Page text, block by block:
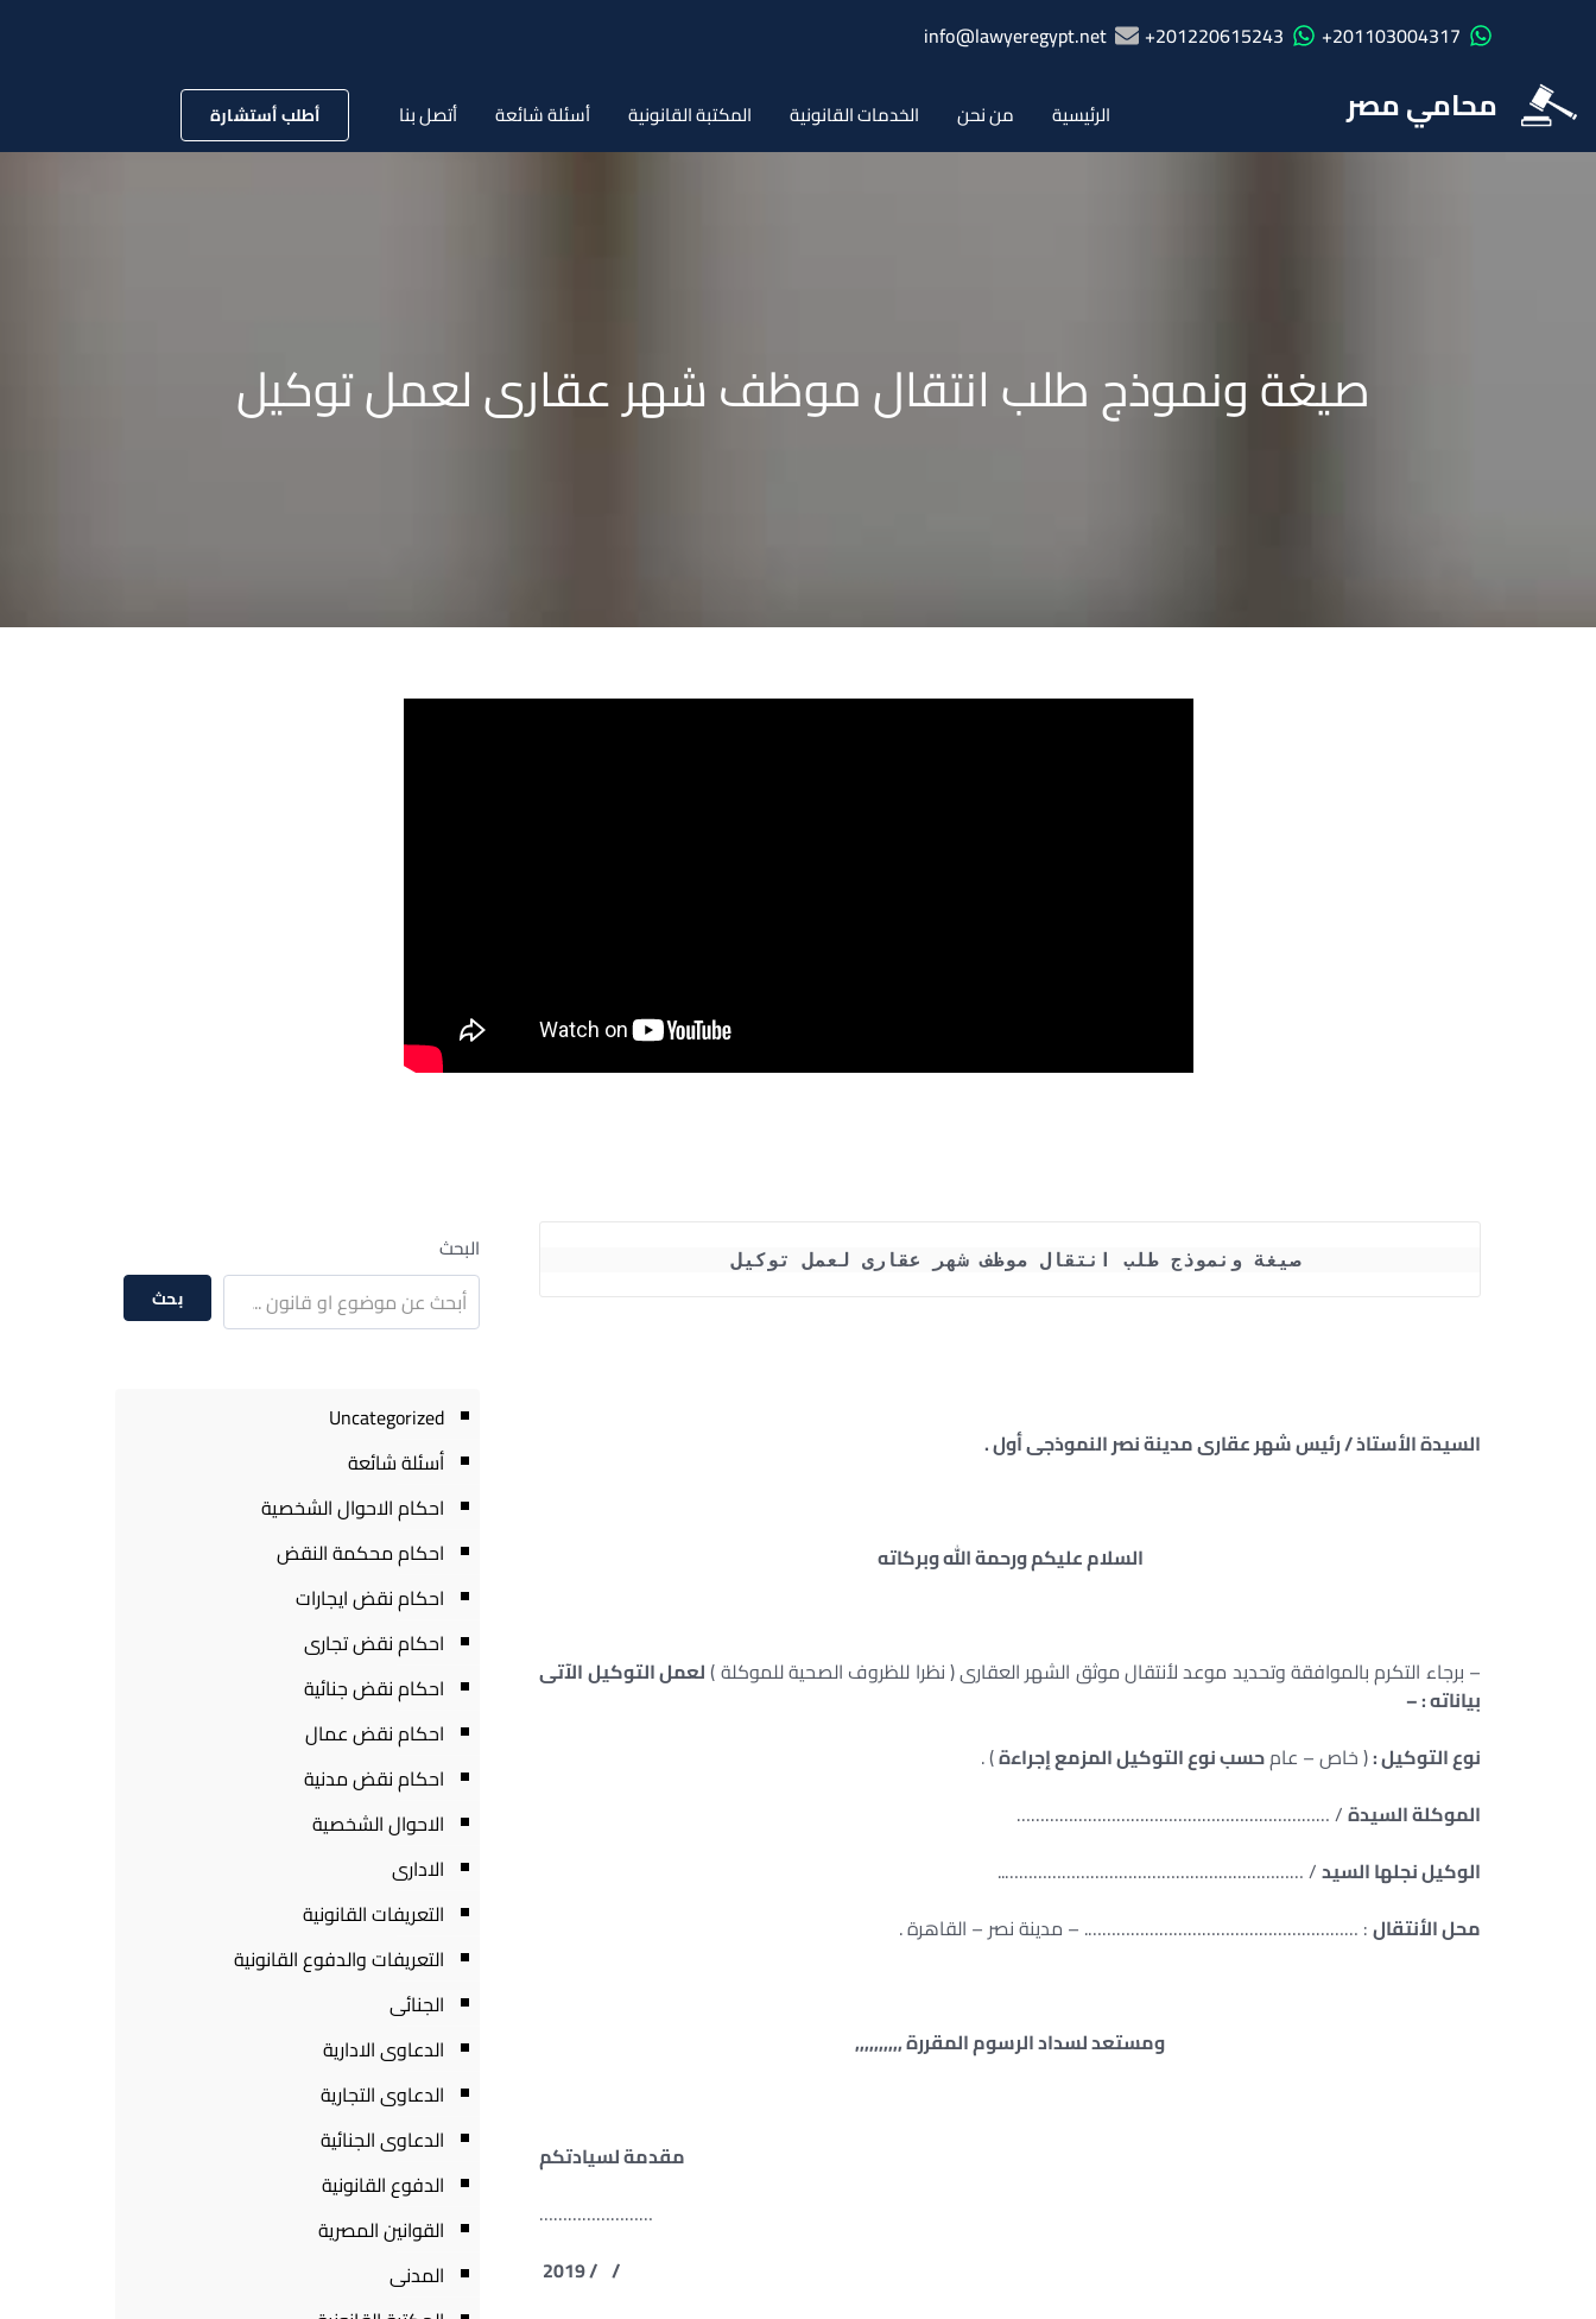
201103004317+
201220615243+
info@lawyeregypt.net
محامي مصر الرئيسية من نحن الخدمات القانونية المكتبة القانونية أسئلة شائعة أتصل بنا أطلب أستشارة
صيغة ونموذج طلب انتقال موظف شهر عقارى لعمل توكيل
صيغة ونموذج طلب انتقال موظف شهر عقارى لعمل توكيل
السيدة الأستاذ / رئيس شهر عقارى مدينة نصر النموذجى أول .
السلام عليكم ورحمة الله وبركاته
– برجاء التكرم بالموافقة وتحديد موعد لأنتقال موثق الشهر العقارى ( نظرا للظروف الصحية للموكلة )لعمل التوكيل الآتى
بياناته : –
نوع التوكيل :( خاص – عامحسب نوع التوكيل المزمع إجراءة) .
الموكلة السيدة/ …………………………………………………………
الوكيل نجلها السيد/ ………………………………………………………..
محل الأنتقال: …………………………………………………. – مدينة نصر – القاهرة .
ومستعد لسداد الرسوم المقررة ,,,,,,,,,,
مقدمة لسيادتكم
……………………
/ / 2019
البحث
بحث
Uncategorized
أسئلة شائعة
احكام الاحوال الشخصية
احكام محكمة النقض
احكام نقض ايجارات
احكام نقض تجارى
احكام نقض جنائية
احكام نقض عمال
احكام نقض مدنية
الاحوال الشخصية
الادارى
التعريفات القانونية
التعريفات والدفوع القانونية
الجنائى
الدعاوى الادارية
الدعاوى التجارية
الدعاوى الجنائية
الدفوع القانونية
القوانين المصرية
المدنى